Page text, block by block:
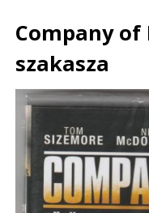
Company of
szakasza